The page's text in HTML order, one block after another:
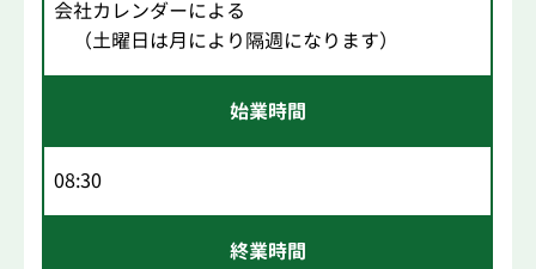
会社カレンダーによる
（土曜日は月により隔週になります）
始業時間
08:30
終業時間